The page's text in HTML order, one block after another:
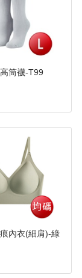
筒襪-T99
內衣(細肩)-綠